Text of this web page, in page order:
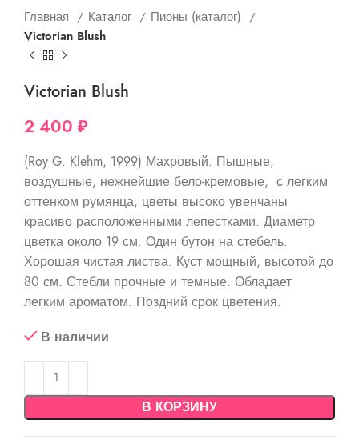
Главная Каталог
Пионы (каталог)
Victorian Blush
Victorian Blush
2 400 ₽
(Roy G. Klehm, 1999) Махровый. Пышные,
воздушные, нежнейшие бело-кремовые, с легким
оттенком румянца, цветы высоко увенчаны
красиво расположенными лепестками. Диаметр
цветка около 19 см. Один бутон на стебель.
Хорошая чистая листва. Куст мощный, высотой до
80 см. Стебли прочные и темные. Обладает
легким ароматом. Поздний срок цветения.
В наличии
В КОРЗИНУ